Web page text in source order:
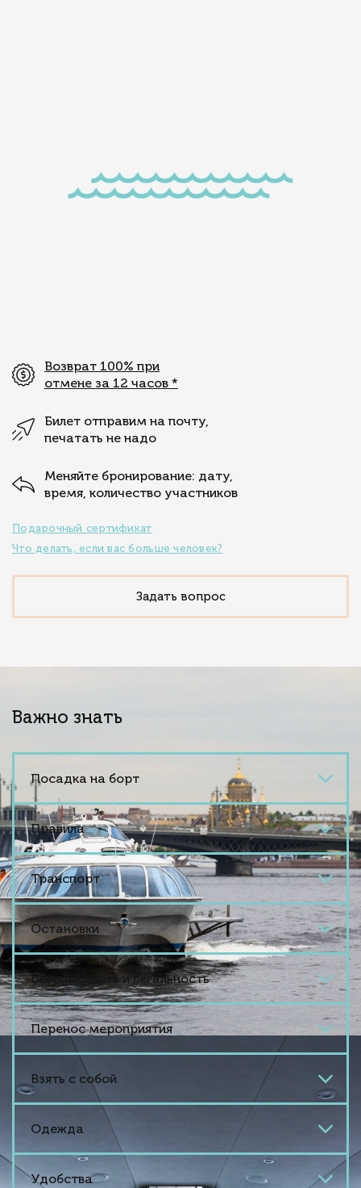
Возврат 100% при
отмене за 12 часов *
Билет отправим на почту,
печатать не надо
Меняйте бронирование: дату,
время, количество участников
Подарочный сертификат
Что делать, если вас больше человек?
Задать вопрос
Важно знать
Посадка на борт
Правила
Транспорт
Остановки
Безопасность и легальность
Перенос мероприятия
Взять с собой
Одежда
Удобства